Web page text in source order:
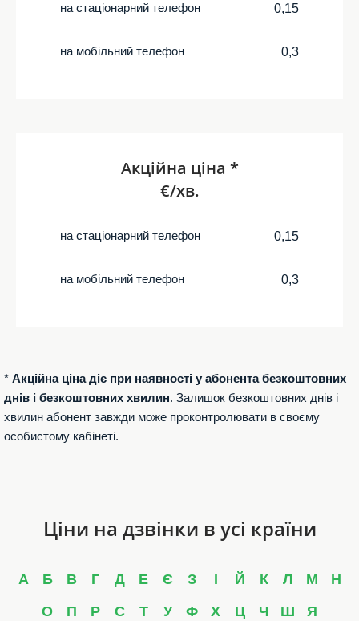
на стаціонарний телефон 0,15
на мобільний телефон 0,3
Акційна ціна *
€/хв.
на стаціонарний телефон 0,15
на мобільний телефон 0,3
* Акційна ціна діє при наявності у абонента безкоштовних
днів і безкоштовних хвилин. Залишок безкоштовних днів і
хвилин абонент завжди може проконтролювати в своєму
особистому кабінеті.
Ціни на дзвінки в усі країни
А Б В Г Д Е Є З І Й К Л М
Н
О
П Р С Т У Ф Х Ц Ч Ш Я